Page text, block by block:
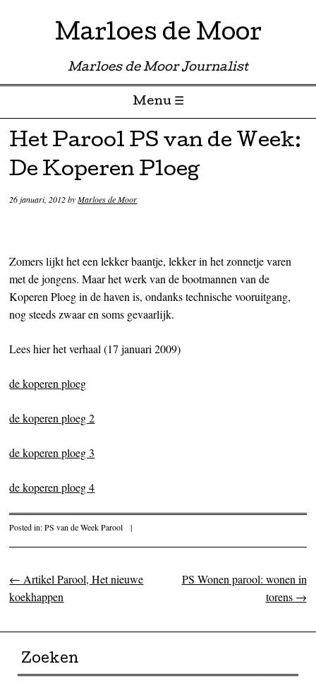
Marloes de Moor
Marloes de Moor Journalist
Menu ☰
Skip to content
Het Parool PS van de Week:
De Koperen Ploeg
26 januari, 2012byMarloes de Moor
Zomers lijkt het een lekker baantje, lekker in het zonnetje varen
met de jongens. Maar het werk van de bootmannen van de
Koperen Ploeg in de haven is, ondanks technische vooruitgang,
nog steeds zwaar en soms gevaarlijk.
Lees hier het verhaal (17 januari 2009)
de koperen ploeg
de koperen ploeg 2
de koperen ploeg 3
de koperen ploeg 4
Posted in:PS van de Week Parool |
Post navigation
← Artikel Parool, Het nieuwe
koekhappen
PS Wonen parool: wonen in
torens →
Zoeken